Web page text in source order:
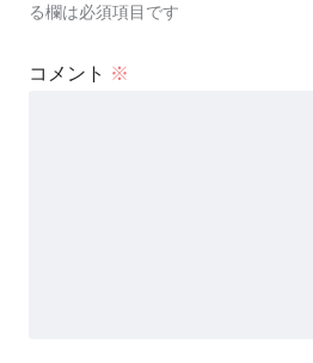
る欄は必須項目です
コメント ※